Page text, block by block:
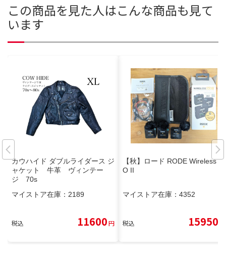
この商品を見た人はこんな商品も見て
います
カウハイド ダブルライダース ジ
ャケット 牛革 ヴィンテー
ジ 70s
マイストア在庫： 2189
税込 11600円
【秋】ロード RODE Wireless G
O II
マイストア在庫： 4352
税込 15950